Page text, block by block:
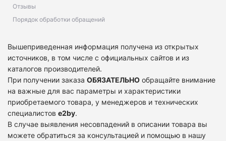
Отзывы
Порядок обработки обращений
Вышеприведенная информация получена из открытых
источников, в том числе с официальных сайтов и из
каталогов производителей.
При получении заказа ОБЯЗАТЕЛЬНО обращайте внимание
на важные для вас параметры и характеристики
приобретаемого товара, у менеджеров и технических
специалистов e2by.
В случае выявления несовпадений в описании товара вы
можете обратиться за консультацией и помощью в нашу